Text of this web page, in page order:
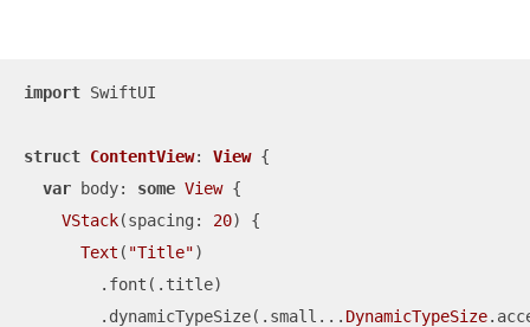
import SwiftUI
struct ContentView: View {
var body: some View {
VStack(spacing: 20) {
Text ( "Title")
        .font(.title)
        .dynamicTypeSize(.small
... DynamicTypeSize